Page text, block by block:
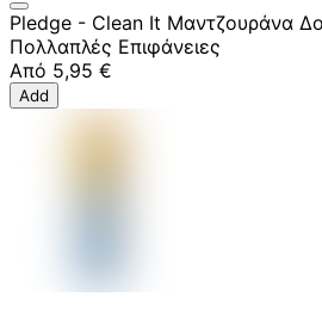
Pledge - Clean It Μαντζουράνα
Πολλαπλές Επιφάνειες
Από 5,95 €
Add